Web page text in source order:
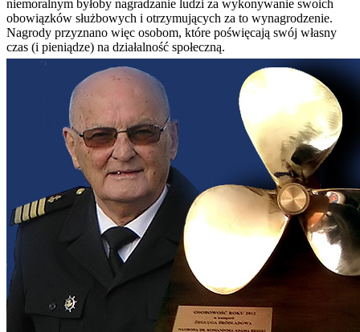
niemoralnym byłoby nagradzanie ludzi za wykonywanie swoich
obowiązków służbowych i otrzymujących za to wynagrodzenie.
Nagrody przyznano więc osobom, które poświęcają swój własny
czas (i pieniądze) na działalność społeczną.